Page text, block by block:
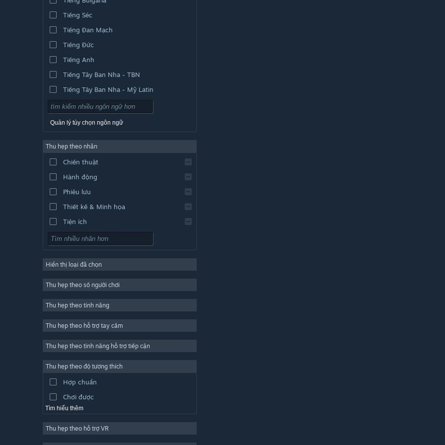
Tiếng Séc
Tiếng Đan Mạch
Tiếng Đức
Tiếng Anh
Tiếng Tây Ban Nha - TBN
Tiếng Tây Ban Nha - Mỹ Latin
Quản lý tùy chọn ngôn ngữ
Thu hẹp theo nhãn
Chiến thuật
Hành động
Phiêu lưu
Thiết kế & Minh họa
Tiện ích
Chơi miễn phí
Trực tuyến nhiều người chơi
Indie
Đơn giản
Mô phỏng
Sản xuất video
Chỉnh sửa ảnh
Hiển thị loại đã chọn
Thu hẹp theo số người chơi
Thu hẹp theo tính năng
Thu hẹp theo hỗ trợ tay cầm
Thu hẹp theo tính năng hỗ trợ tiếp cận
Thu hẹp theo độ tương thích
Hợp chuẩn
Chơi được
Tìm hiểu thêm
Thu hẹp theo hỗ trợ VR